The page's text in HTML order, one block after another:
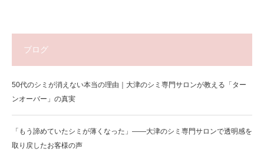
ブログ
50代のシミが消えない本当の理由｜大津のシミ専門サロンが教える「ター
ンオーバー」の真実
「もう諦めていたシミが薄くなった」——大津のシミ専門サロンで透明感を
取り戻したお客様の声